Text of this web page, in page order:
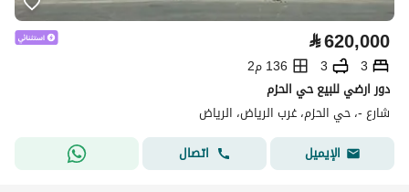
⃁620,000
3
3
136 م2
دور ارضي للبيع حي الحزم
شارع -، حي الحزم، غرب الرياض، الرياض
الإيميل
اتصال